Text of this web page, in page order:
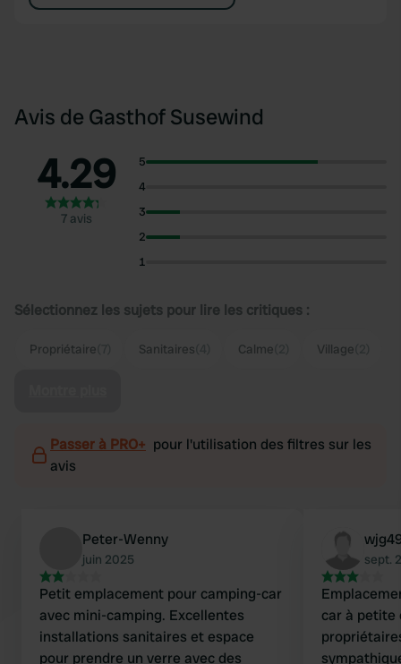
Avis de Gasthof Susewind
4.29
7 avis
5
4
3
2
1
Sélectionnez les sujets pour lire les critiques :
Propriétaire Sanitaires Calme Village
Passer à PRO+ pour l'utilisation des filtres sur les
avis
Peter-Wenny
juin 2025
Petit emplacement pour camping-car
avec mini-camping. Excellentes
installations sanitaires et espace
pour prendre un verre avec des
sept.
car à petite